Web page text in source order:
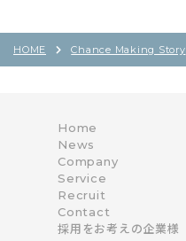
HOME Chance Making Story
Home
News
Company
Service
Recruit
Contact
採用をお考えの企業様